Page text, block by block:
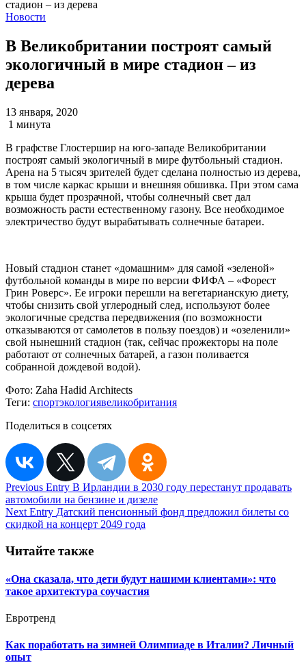
Новости
В Великобритании построят самый
экологичный в мире стадион – из
дерева
13 января, 2020
1 минута
В графстве Глостершир на юго-западе Великобритании
построят самый экологичный в мире футбольный стадион.
Арена на 5 тысяч зрителей будет сделана полностью из дерева,
в том числе каркас крыши и внешняя обшивка. При этом сама
крыша будет прозрачной, чтобы солнечный свет дал
возможность расти естественному газону. Все необходимое
электричество будут вырабатывать солнечные батареи.
Новый стадион станет «домашним» для самой «зеленой»
футбольной команды в мире по версии ФИФА – «Форест
Грин Роверс». Ее игроки перешли на вегетарианскую диету,
чтобы снизить свой углеродный след, используют более
экологичные средства передвижения (по возможности
отказываются от самолетов в пользу поездов) и «озеленили»
свой нынешний стадион (так, сейчас прожекторы на поле
работают от солнечных батарей, а газон поливается
собранной дождевой водой).
Фото: Zaha Hadid Architects
Теги: спортэкологиявеликобритания
Поделиться в соцсетях
Навигация
по
записям
Previous Entry В Ирландии в 2030 году перестанут продавать
автомобили на бензине и дизеле
Next Entry Датский пенсионный фонд предложил билеты со
скидкой на концерт 2049 года
Читайте также
«Она сказала, что дети будут нашими клиентами»: что
такое архитектура соучастия
Евротренд
Как поработать на зимней Олимпиаде в Италии? Личный
опыт